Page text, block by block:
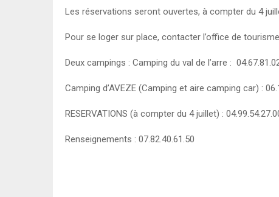
Les réservations seront ouvertes, à compter du 4
Pour se loger sur place, contacter l’office de
Deux campings : Camping du val de l’arre :
Camping d’AVEZE (Camping et aire camping car) :
RESERVATIONS (à compter du 4 juillet) :
Renseignements : 07.82.40.61.50